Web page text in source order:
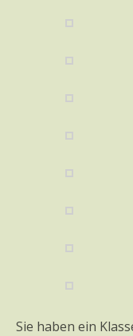
Sie haben ein